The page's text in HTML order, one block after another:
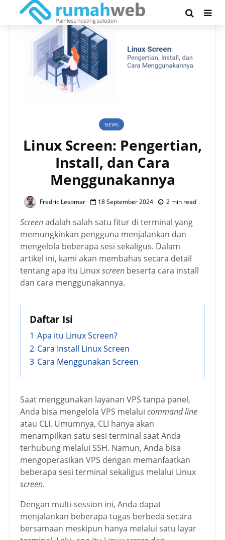
NEWS
Linux Screen: Pengertian,
Install, dan Cara
Menggunakannya
Fredric Lesomar 18 September 2024 2 min read
Screenadalah salah satu fitur di terminal yang
memungkinkan pengguna menjalankan dan
mengelola beberapa sesi sekaligus. Dalam
artikel ini, kami akan membahas secara detail
tentang apa itu Linuxscreen beserta cara install
dan cara menggunakannya.
Daftar Isi
1 Apa itu Linux Screen?
2 Cara Install Linux Screen
3 Cara Menggunakan Screen
Saat menggunakan layanan VPS tanpa panel,
Anda bisa mengelola VPS melalui command line
atau CLI. Umumnya, CLI hanya akan
menampilkan satu sesi terminal saat Anda
terhubung melalui SSH. Namun, Anda bisa
mengoperasikan VPS dengan memanfaatkan
beberapa sesi terminal sekaligus melalui Linux
screen.
Dengan multi-session ini, Anda dapat
menjalankan beberapa tugas berbeda secara
bersamaan meskipun hanya melalui satu layar